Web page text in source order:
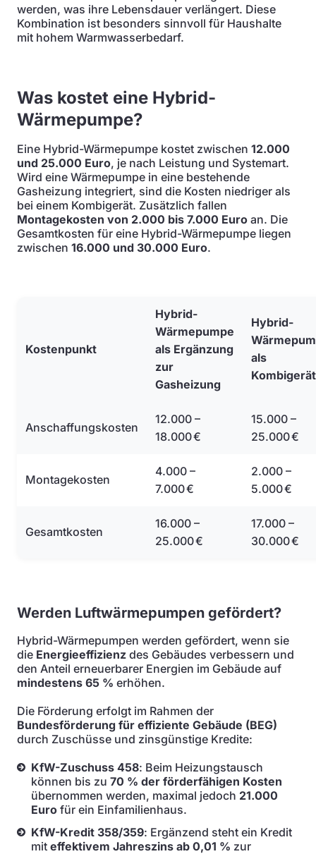
werden, was ihre Lebensdauer verlängert. Diese
Kombination ist besonders sinnvoll für Haushalte
mit hohem Warmwasserbedarf.
Was kostet eine Hybrid-
Wärmepumpe?
Eine Hybrid-Wärmepumpe kostet zwischen 12.000
und 25.000 Euro, je nach Leistung und Systemart.
Wird eine Wärmepumpe in eine bestehende
Gasheizung integriert, sind die Kosten niedriger als
bei einem Kombigerät. Zusätzlich fallen
Montagekosten von 2.000 bis 7.000 Euro an. Die
Gesamtkosten für eine Hybrid-Wärmepumpe liegen
zwischen 16.000 und 30.000 Euro.
Kostenpunkt
Hybrid-
Wärmepumpe
als Ergänzung
zur
Gasheizung
Hybrid-
als
Kombigerät
Anschaffungskosten
12.000 –
18.000 €
15.000 –
25.000 €
Montagekosten
4.000 –
7.000 €
2.000 –
5.000 €
Gesamtkosten
16.000 –
25.000 €
17.000 –
30.000 €
Werden Luftwärmepumpen gefördert?
Hybrid-Wärmepumpen werden gefördert, wenn sie
die Energieeffizienz des Gebäudes verbessern und
den Anteil erneuerbarer Energien im Gebäude auf
mindestens 65 % erhöhen.
Die Förderung erfolgt im Rahmen der
Bundesförderung für effiziente Gebäude (BEG)
durch Zuschüsse und zinsgünstige Kredite:
KfW-Zuschuss 458: Beim Heizungstausch
können bis zu 70 % der förderfähigen Kosten
übernommen werden, maximal jedoch 21.000
Euro für ein Einfamilienhaus.
KfW-Kredit 358/359: Ergänzend steht ein Kredit
mit effektivem Jahreszins ab 0,01 % zur